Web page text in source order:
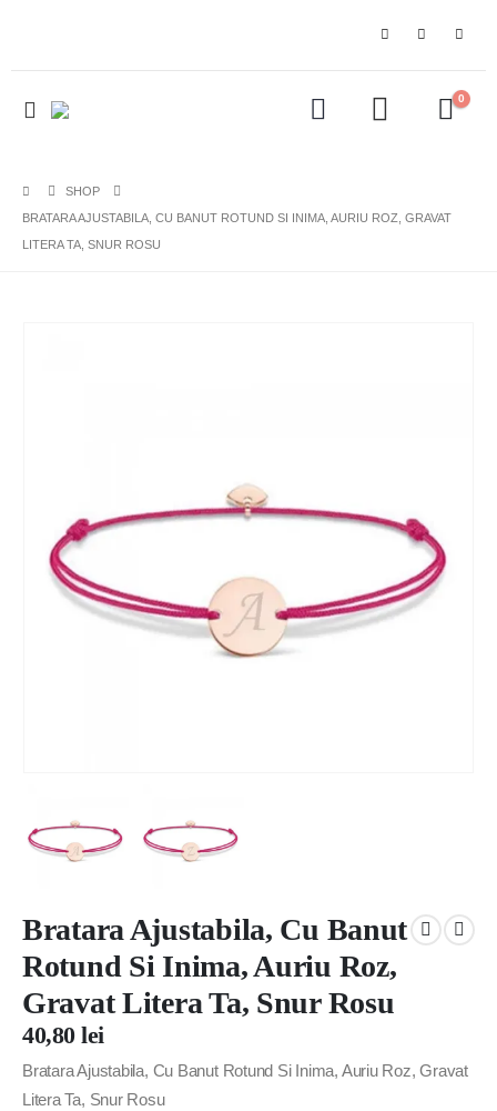
0
SHOP
BRATARA AJUSTABILA, CU BANUT ROTUND SI INIMA, AURIU ROZ, GRAVAT
LITERA TA, SNUR ROSU
Bratara Ajustabila, Cu Banut
Rotund Si Inima, Auriu Roz,
Gravat Litera Ta, Snur Rosu
40,80lei
Bratara Ajustabila, Cu Banut Rotund Si Inima, Auriu Roz, Gravat
Litera Ta, Snur Rosu